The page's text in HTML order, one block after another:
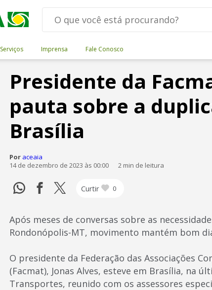
Serviços Imprensa Fale Conosco
Presidente da
pauta sobre a
Brasília
Por aceaia
14 de dezembro de 2023 às 00:00
2 min de leitura
Curtir 0
Após meses de conversas sobre as
Rondonópolis-MT, movimento mantém bom
O presidente da Federação das Associações
(Facmat), Jonas Alves, esteve em Brasília, na
Transportes, reunido com os assessores